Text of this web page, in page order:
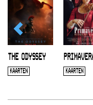
THE ODYSSEY
KAARTEN KAARTEN